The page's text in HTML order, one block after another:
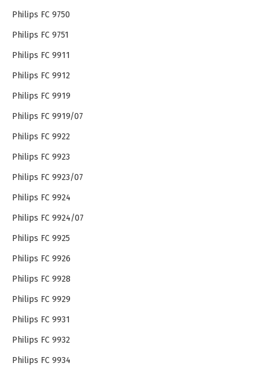
Philips FC 9750
Philips FC 9751
Philips FC 9911
Philips FC 9912
Philips FC 9919
Philips FC 9919/07
Philips FC 9922
Philips FC 9923
Philips FC 9923/07
Philips FC 9924
Philips FC 9924/07
Philips FC 9925
Philips FC 9926
Philips FC 9928
Philips FC 9929
Philips FC 9931
Philips FC 9932
Philips FC 9934